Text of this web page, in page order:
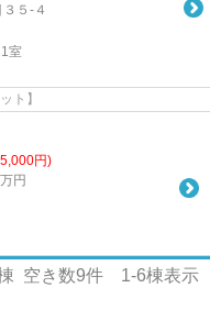
３５-４
1室
ト】
円)
円
空き数9件 1-6棟表示